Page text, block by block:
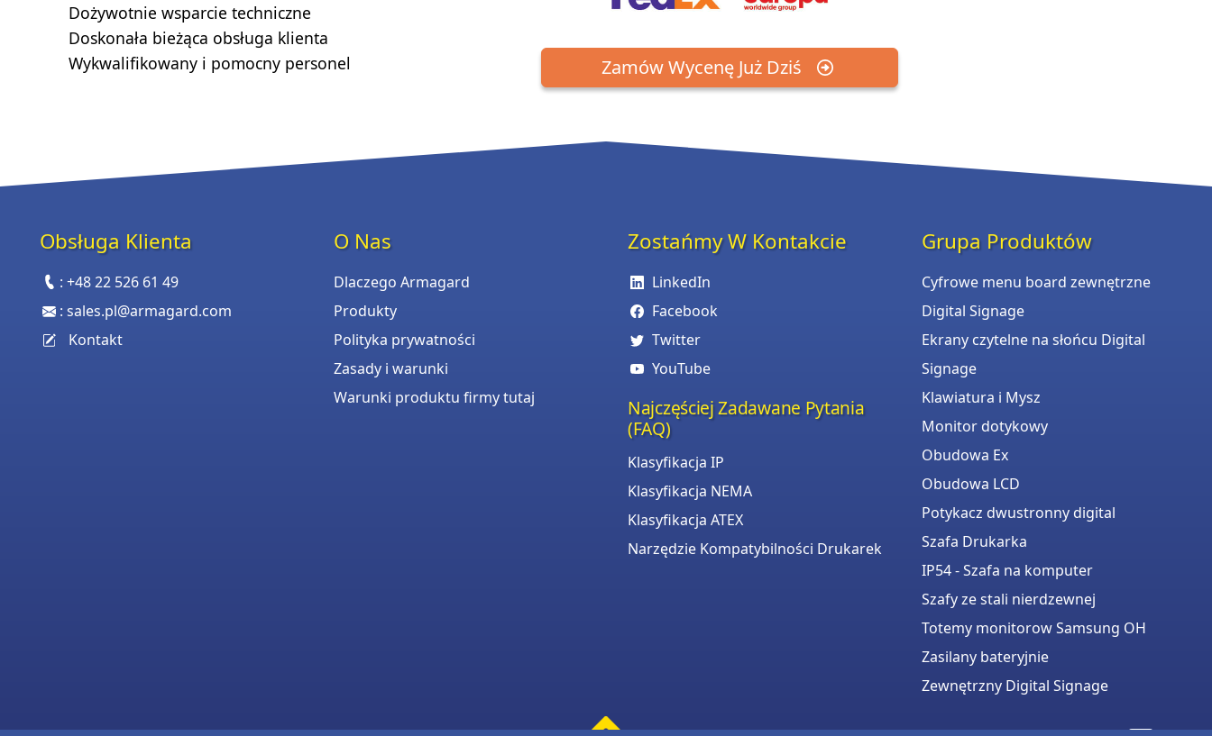
Dożywotnie wsparcie techniczne
Doskonała bieżąca obsługa klienta
Wykwalifikowany i pomocny personel
Zamów Wycenę Już Dziś
Obsługa Klienta
:+48 22 526 61 49
:sales.pl@armagard.com
Kontakt
O Nas
Dlaczego Armagard
Produkty
Polityka prywatności
Zasady i warunki
Warunki produktu firmy tutaj
Zostańmy W Kontakcie
LinkedIn
Facebook
Twitter
YouTube
Najczęściej Zadawane Pytania
(FAQ)
Klasyfikacja IP
Klasyfikacja NEMA
Klasyfikacja ATEX
Narzędzie Kompatybilności Drukarek
Grupa Produktów
Cyfrowe menu board zewnętrzne
Digital Signage
Ekrany czytelne na słońcu Digital
Signage
Klawiatura i Mysz
Monitor dotykowy
Obudowa Ex
Obudowa LCD
Potykacz dwustronny digital
Szafa Drukarka
IP54 - Szafa na komputer
Szafy ze stali nierdzewnej
Totemy monitorow Samsung OH
Zasilany bateryjnie
Zewnętrzny Digital Signage